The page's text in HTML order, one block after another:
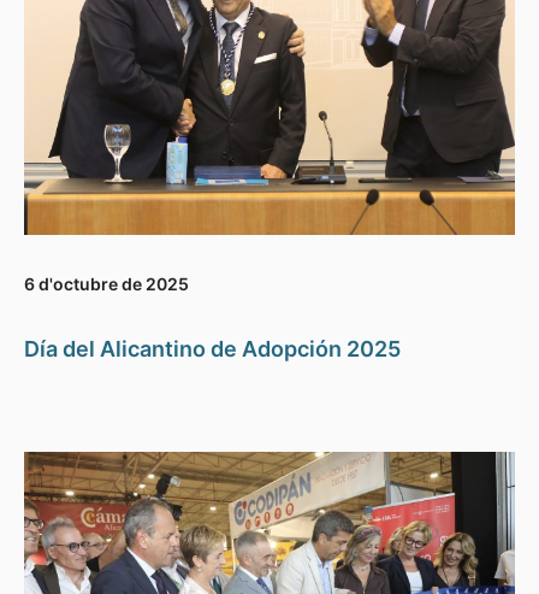
6 d'octubre de 2025
Día del Alicantino de Adopción 2025